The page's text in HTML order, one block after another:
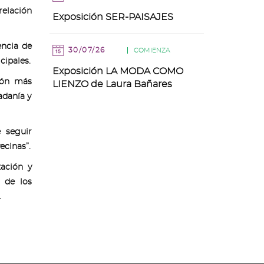
de
más
y
seguir
y
de los
Exposición SER-PAISAJES
30/07/26 COMIENZA
Exposición LA MODA COMO
LIENZO de Laura Bañares